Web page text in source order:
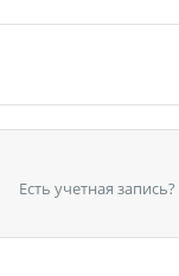
Есть учетная запись?